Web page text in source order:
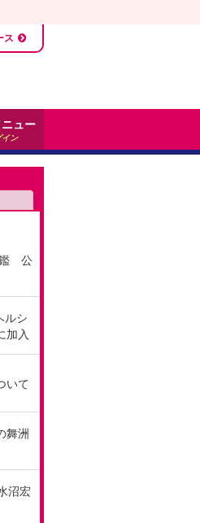
ス
ュー
イン
鑑 公
ルシ
加入
いて
舞洲
沼宏